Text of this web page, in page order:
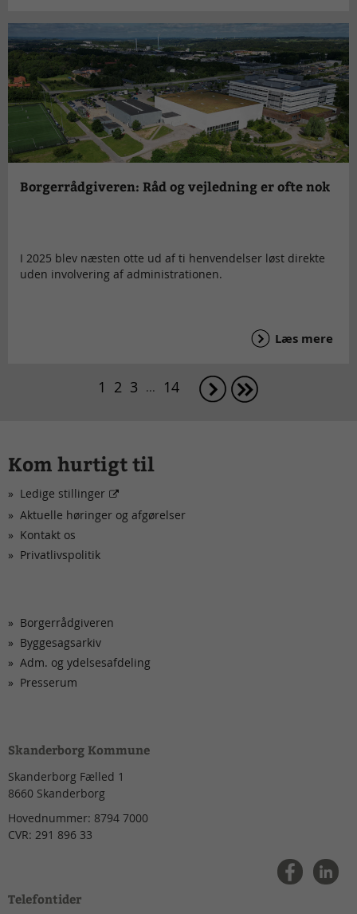
Borgerrådgiveren: Råd og vejledning er ofte nok
I 2025 blev næsten otte ud af ti henvendelser løst direkte
uden involvering af administrationen.
Læs mere
1 2 3 ... 14
Kom hurtigt til
Ledige stillinger
Aktuelle høringer og afgørelser
Kontakt os
Privatlivspolitik
Borgerrådgiveren
Byggesagsarkiv
Adm. og ydelsesafdeling
Presserum
Skanderborg Kommune
Skanderborg Fælled 1
8660 Skanderborg
Hovednummer: 8794 7000
CVR: 291 896 33
Telefontider